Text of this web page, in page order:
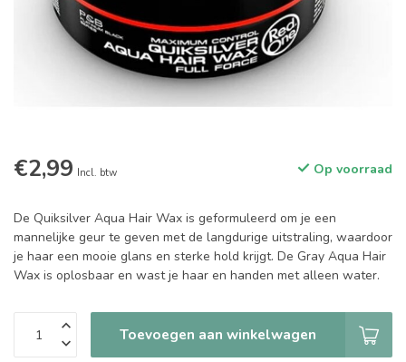
€2,99 Incl. btw Op voorraad
De Quiksilver Aqua Hair Wax is geformuleerd om je een
mannelijke geur te geven met de langdurige uitstraling, waardoor
je haar een mooie glans en sterke hold krijgt. De Gray Aqua Hair
Wax is oplosbaar en wast je haar en handen met alleen water.
Toevoegen aan winkelwagen